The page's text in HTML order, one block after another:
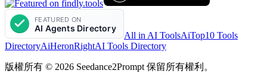
All in AI ToolsAiTop10 Tools
DirectoryAiHeronRightAI Tools Directory
版權所有 © 2026 Seedance2Prompt 保留所有權利。